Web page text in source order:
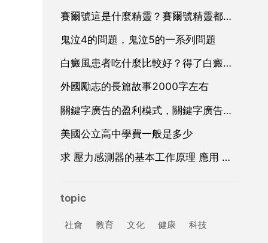
賽爾號這是什麼精靈？賽爾號精靈都有哪些？
鬼泣4的問題，鬼泣5的一系列問題
白癜風患者吃什麼比較好？得了白癜風吃什麼食物最好
外國勵志的長篇故事2000字左右
關鍵字廣告的盈利模式，關鍵字廣告廣告
美國公立高中學費一般是多少
求 壓力感測器的基本工作原理 應用 和設計 方面的資料
topic
社會 教育 文化 健康 科技